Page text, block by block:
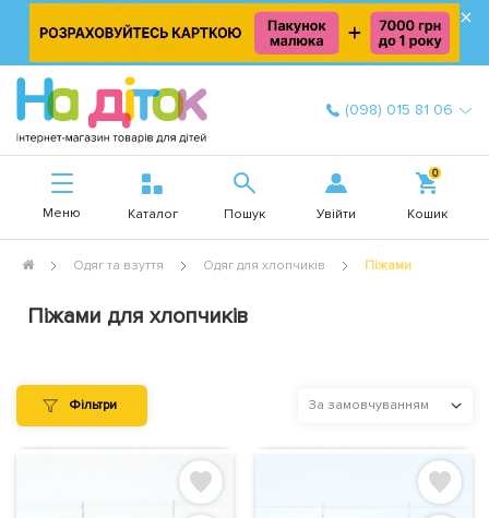
×
(098) 015 81 06
Меню Каталог Пошук Увійти
0
Кошик
Одяг та взуття Одяг для хлопчиків Піжами
Піжами для хлопчиків
Фільтри За замовчуванням